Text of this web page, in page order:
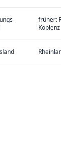
früher:
Koblenz